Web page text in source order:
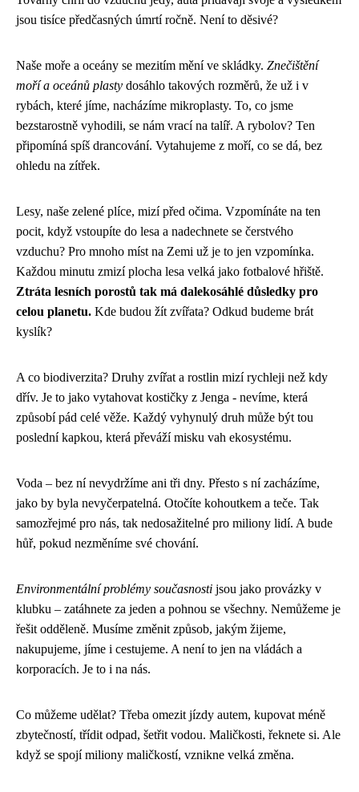
jsou tisíce předčasných úmrtí ročně. Není to děsivé?
Naše moře a oceány se mezitím mění ve skládky. Znečištění
moří a oceánů plasty dosáhlo takových rozměrů, že už i v
rybách, které jíme, nacházíme mikroplasty. To, co jsme
bezstarostně vyhodili, se nám vrací na talíř. A rybolov? Ten
připomíná spíš drancování. Vytahujeme z moří, co se dá, bez
ohledu na zítřek.
Lesy, naše zelené plíce, mizí před očima. Vzpomínáte na ten
pocit, když vstoupíte do lesa a nadechnete se čerstvého
vzduchu? Pro mnoho míst na Zemi už je to jen vzpomínka.
Každou minutu zmizí plocha lesa velká jako fotbalové hřiště.
Ztráta lesních porostů tak má dalekosáhlé důsledky pro
celou planetu. Kde budou žít zvířata? Odkud budeme brát
kyslík?
A co biodiverzita? Druhy zvířat a rostlin mizí rychleji než kdy
dřív. Je to jako vytahovat kostičky z Jenga - nevíme, která
způsobí pád celé věže. Každý vyhynulý druh může být tou
poslední kapkou, která převáží misku vah ekosystému.
Voda – bez ní nevydržíme ani tři dny. Přesto s ní zacházíme,
jako by byla nevyčerpatelná. Otočíte kohoutkem a teče. Tak
samozřejmé pro nás, tak nedosažitelné pro miliony lidí. A bude
hůř, pokud nezměníme své chování.
Environmentální problémy současnosti jsou jako provázky v
klubku – zatáhnete za jeden a pohnou se všechny. Nemůžeme je
řešit odděleně. Musíme změnit způsob, jakým žijeme,
nakupujeme, jíme i cestujeme. A není to jen na vládách a
korporacích. Je to i na nás.
Co můžeme udělat? Třeba omezit jízdy autem, kupovat méně
zbytečností, třídit odpad, šetřit vodou. Maličkosti, řeknete si. Ale
když se spojí miliony maličkostí, vznikne velká změna.